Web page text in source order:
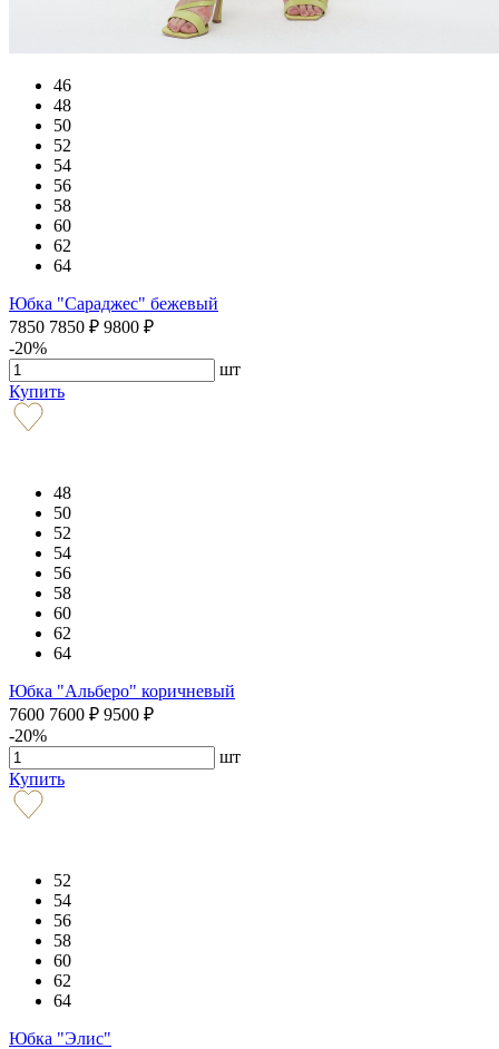
46
48
50
52
54
56
58
60
62
64
Юбка "Сараджес" бежевый
7850 7850 ₽ 9800 ₽
-20%
шт
Купить
48
50
52
54
56
58
60
62
64
Юбка "Альберо" коричневый
7600 7600 ₽ 9500 ₽
-20%
шт
Купить
52
54
56
58
60
62
64
Юбка "Элис"